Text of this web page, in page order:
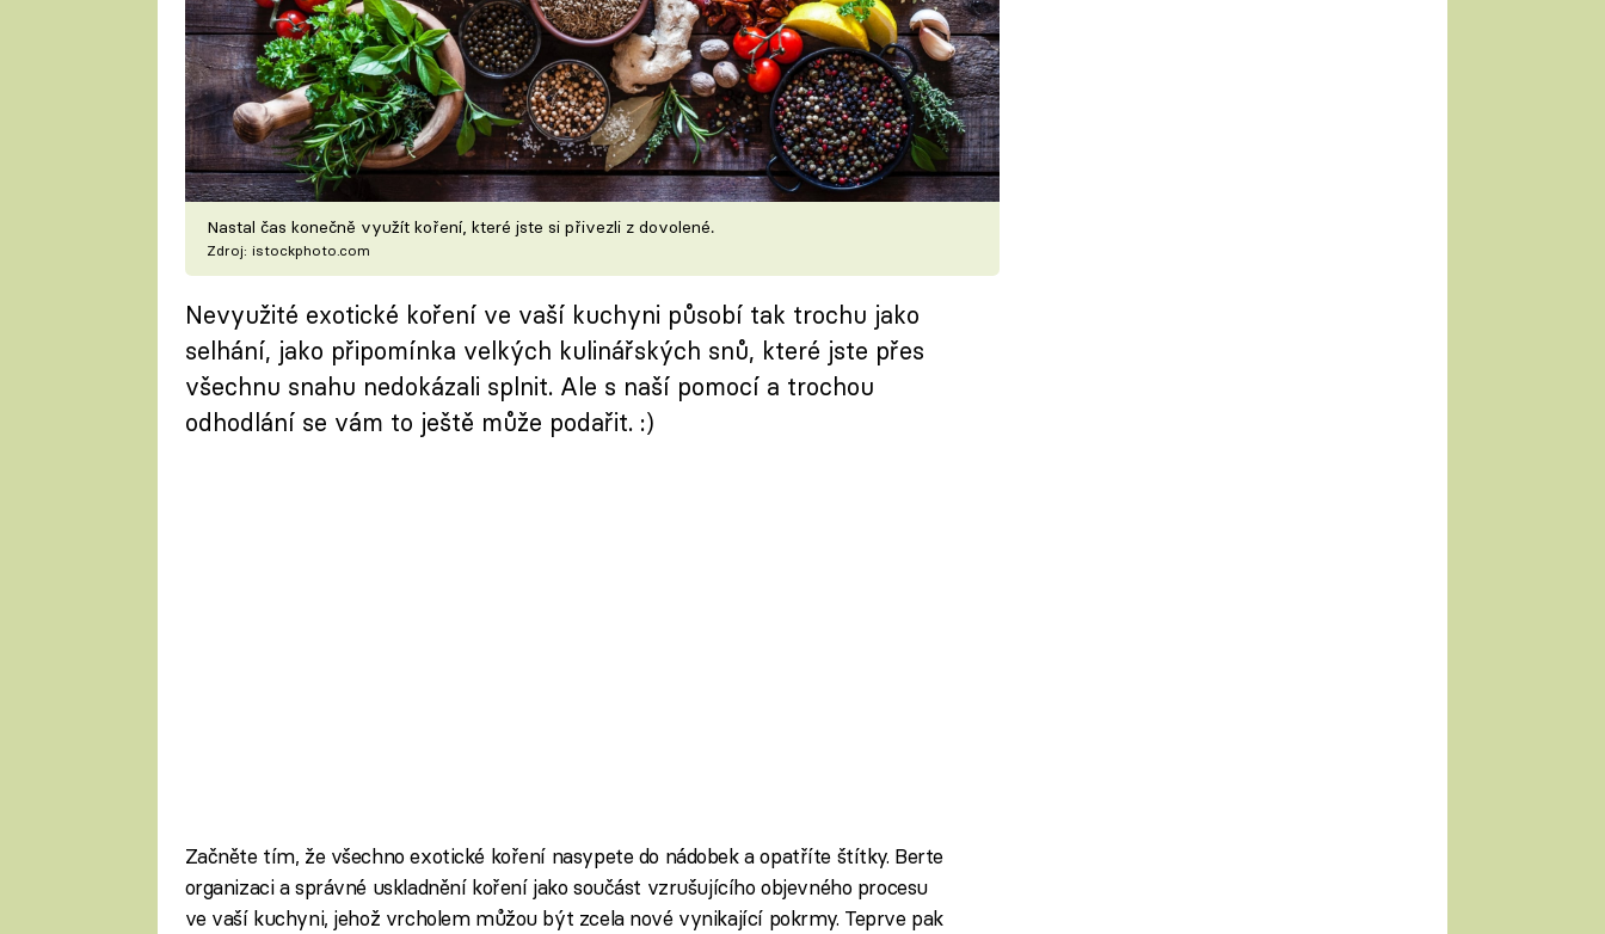
Nastal čas konečně využít koření, které jste si přivezli z dovolené.
Zdroj: istockphoto.com
Nevyužité exotické koření ve vaší kuchyni působí tak trochu jako
selhání, jako připomínka velkých kulinářských snů, které jste přes
všechnu snahu nedokázali splnit. Ale s naší pomocí a trochou
odhodlání se vám to ještě může podařit. :)
Začněte tím, že všechno exotické koření nasypete do nádobek a opatříte štítky. Berte
organizaci a správné uskladnění koření jako součást vzrušujícího objevného procesu
ve vaší kuchyni, jehož vrcholem můžou být zcela nové vynikající pokrmy. Teprve pak